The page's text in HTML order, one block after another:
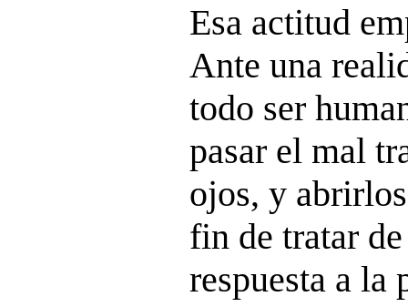
Esa actitud
Ante una
todo ser
pasar el mal
ojos, y
fin de tratar
respuesta a la